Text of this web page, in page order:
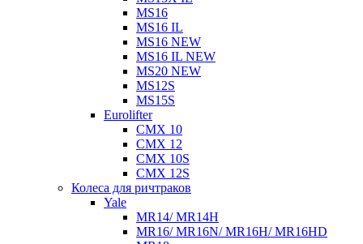
MS16
MS16 IL
MS16 NEW
MS16 IL NEW
MS20 NEW
MS12S
MS15S
Eurolifter
CMX 10
CMX 12
CMX 10S
CMX 12S
Колеса для ричтраков
Yale
MR14/ MR14H
MR16/ MR16N/ MR16H/ MR16HD